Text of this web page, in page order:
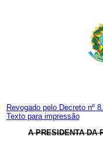
Revogado pelo Decreto nº
Texto para impressão
A PRESIDENTA DA